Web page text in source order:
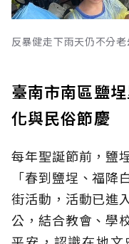
反暴健走下雨天仍不分
臺南市南區鹽
化與民俗節慶
每年聖誕節前，鹽
「春到鹽埕、福
街活動，活動已進
公，結合教會、學